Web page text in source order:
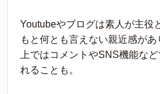
Youtubeやブログは素人が主役
もと何とも言えない親近感があ
上ではコメントやSNS機能な
れることも。